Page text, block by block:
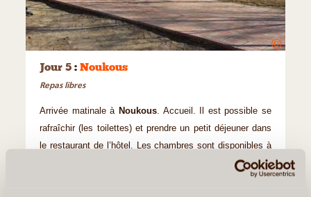
©
Jour 5 : Noukous
Repas libres
Arrivée matinale à Noukous. Accueil. Il est possible se
rafraîchir (les toilettes) et prendre un petit déjeuner dans
le restaurant de l’hôtel. Les chambres sont disponibles à
partir 14h00. Un check-in anticipé avant midi peut être
proposé, selon la disponibilité et moyennant un